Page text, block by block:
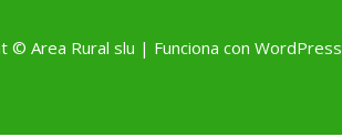
© Area Rural slu | Funciona con WordPress